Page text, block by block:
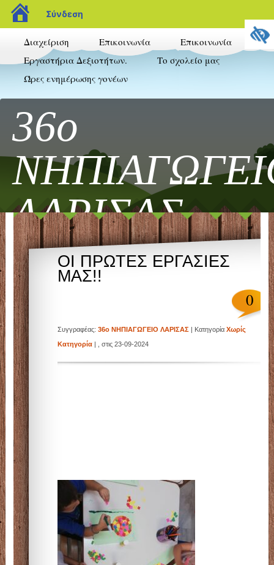
blogs.sch.gr
Σύνδεση
Διαχείριση Επικοινωνία
Επικοινωνία
Εργαστήρια Δεξιοτήτων.
Το σχολείο μας
Ώρες ενημέρωσης γονέων
36ο
ΛΑΡΙΣΑΣ
Καλώς ήρθατε στο blog του 36ου Νηπιαγωγείο
Λάρισας.Το blog αυτό δημιουργήθηκε για τις
της εξ αποστάσεως εκπ/σης.
ΟΙ ΠΡΩΤΕΣ ΕΡΓΑΣΙΕΣ
ΜΑΣ!!
0
Συγγραφέας:36ο ΝΗΠΙΑΓΩΓΕΙΟ ΛΑΡΙΣΑΣ | ΚατηγορίαΧωρίς
Κατηγορία | , στις 23-09-2024